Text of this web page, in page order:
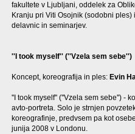
fakultete v Ljubljani, oddelek za
Kranju pri Viti Osojnik (sodobni
delavnic in seminarjev.
''I took myself'' (''Vzela sem sebe'')
Koncept, koreografija in ples: Evin
''I took myself'' (''Vzela sem sebe'') -
avto-portreta. Solo je strnjen
koreografinje, predvsem pa kot
junija 2008 v Londonu.